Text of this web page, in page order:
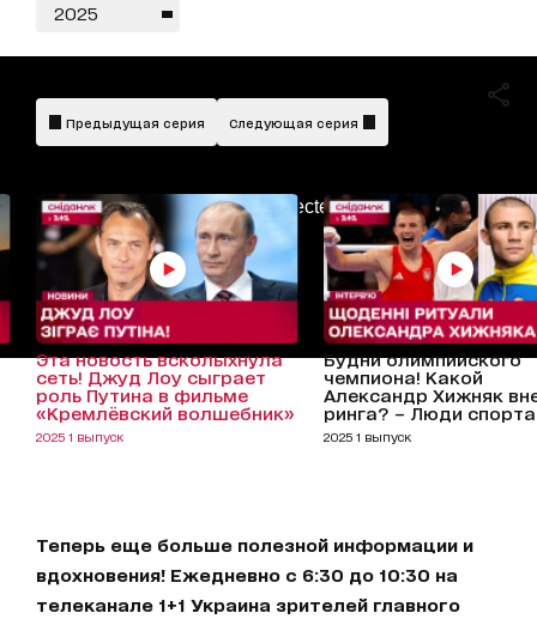
2025
AdBlockDetected!
Предыдущая серия Следующая серия
Эта новость всколыхнула
сеть! Джуд Лоу сыграет
роль Путина в фильме
«Кремлёвский волшебник»
2025 1 выпуск
Будни олимпийского
чемпиона! Какой
Александр Хижняк
ринга? – Люди спорта
2025 1 выпуск
Теперь еще больше полезной информации и
вдохновения! Ежедневно с 6:30 до 10:30 на
телеканале 1+1 Украина зрителей главного